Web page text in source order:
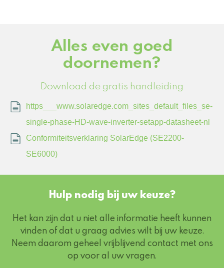
Alles even goed
doornemen?
Download de gratis handleiding
https___www.solaredge.com_sites_default_files_se-
single-phase-HD-wave-inverter-setapp-datasheet-nl
Conformiteitsverklaring SolarEdge (SE2200-
SE6000)
Hulp nodig bij uw keuze?
Het kan zijn dat u niet alle informatie heeft kunnen
vinden of dat u graag advies wilt bij uw keuze.
Neem daarom geheel vrijblijvend contact met ons
op voor al uw vragen.